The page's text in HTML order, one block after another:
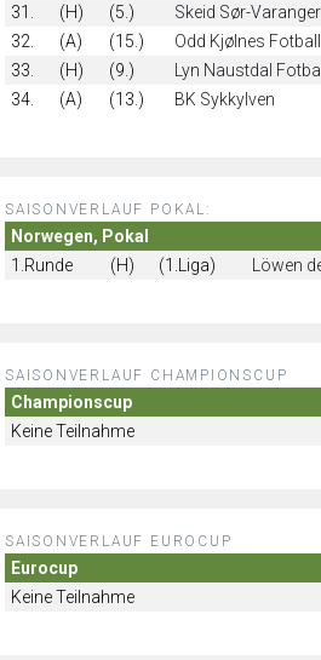
31.
(H) (5.) Skeid Sør-Varanger
32.
(A) (15.) Odd Kjølnes
33.
(H) (9.) Lyn Naustdal Fotball
34.
(A) (13.) BK Sykkylven
SAISONVERLAUF POKAL:
Norwegen, Pokal
1.Runde
(H) (1.Liga) Löwen
SAISONVERLAUF CHAMPIONSCUP
Championscup
Keine Teilnahme
SAISONVERLAUF EUROCUP
Eurocup
Keine Teilnahme